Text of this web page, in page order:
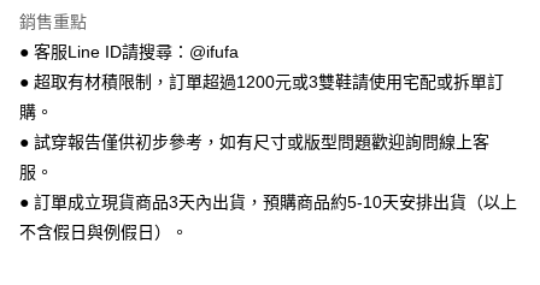
AFTEE先享後付是「在收到商品之後才付款」的支付方式。 讓您購物簡單
１．簡單：不需註冊會員、不需綁卡、不需儲值。
２．便利：只要手機號碼，簡訊認證，即可結帳。
３．安心：先確認商品／服務後，再付款。
【「AFTEE先享後付」結帳流程】
１．於結帳方式選擇「AFTEE先享後付」後，將跳轉至「AFTEE先享後付」
２．訂單成立數日內，您將收到繳費通知簡訊。
３．收到繳費通知簡訊後14天內，點擊此簡訊中的連結，可透過四大超商／
ATM付款
運送方式
全家 取貨付款
每筆NT$70，滿NT$999(含以上)免運費
付款後 全家取貨
銷售重點
● 客服Line ID請搜尋：@ifufa
● 超取有材積限制，訂單超過1200元或3雙鞋請使用宅配或拆單訂
購。
● 試穿報告僅供初步參考，如有尺寸或版型問題歡迎詢問線上客
服。
● 訂單成立現貨商品3天內出貨，預購商品約5-10天安排出貨（以上
不含假日與例假日）。